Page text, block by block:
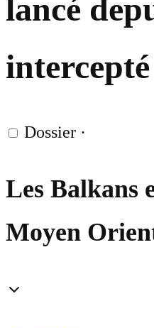
lancé
intercepté
Dossier ·
Les Balkans
Moyen